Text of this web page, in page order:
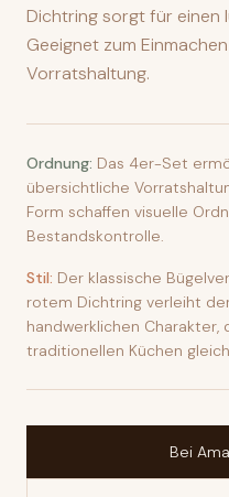
Dichtring sorgt für einen
Geeignet zum
Vorratshaltung.
Ordnung: Das 4er-Set
übersichtliche
Form schaffen visuelle
Bestandskontrolle.
Stil: Der klassische
rotem Dichtring verleiht
handwerklichen Charakter,
traditionellen Küchen
Bei